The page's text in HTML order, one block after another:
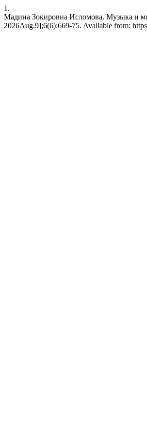
1.
Мадина Зокировна Исломова. Музыка и
2026Aug.9];6(6):669-75. Available from: